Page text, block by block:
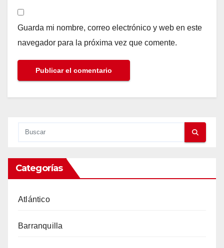
Guarda mi nombre, correo electrónico y web en este
navegador para la próxima vez que comente.
Categorías
Atlántico
Barranquilla